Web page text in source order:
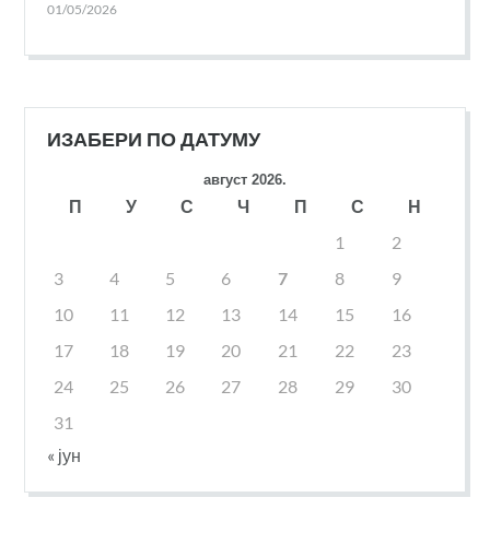
01/05/2026
ИЗАБЕРИ ПО ДАТУМУ
август 2026.
П У С Ч П С
Н
1
2
3
4 5 6 7 8
9
10
11 12 13 14 15
16
17
18 19 20 21 22
23
24
25 26 27 28 29
30
31
« јун